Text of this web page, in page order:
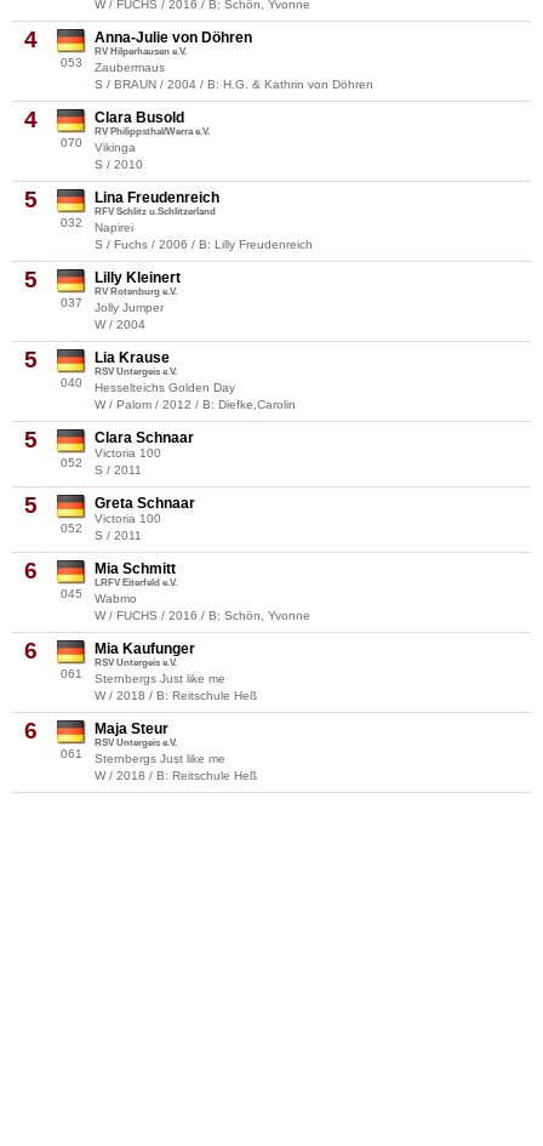
W / FUCHS / 2016 / B: Schön, Yvonne
4
053
Anna-Julie von Döhren
RV Hilperhausen e.V.
Zaubermaus
S / BRAUN / 2004 / B: H.G. & Kathrin von Döhren
4
070
Clara Busold
RV Philippsthal/Werra e.V.
Vikinga
S / 2010
5
032
Lina Freudenreich
RFV Schlitz u.Schlitzerland
Napirei
S / Fuchs / 2006 / B: Lilly Freudenreich
5
037
Lilly Kleinert
RV Rotenburg e.V.
Jolly Jumper
W / 2004
5
040
Lia Krause
RSV Untergeis e.V.
Hesselteichs Golden Day
W / Palom / 2012 / B: Diefke,Carolin
5
052
Clara Schnaar
Victoria 100
S / 2011
5
052
Greta Schnaar
Victoria 100
S / 2011
6
045
Mia Schmitt
LRFV Eiterfeld e.V.
Wabmo
W / FUCHS / 2016 / B: Schön, Yvonne
6
061
Mia Kaufunger
RSV Untergeis e.V.
Sternbergs Just like me
W / 2018 / B: Reitschule Heß
6
061
Maja Steur
RSV Untergeis e.V.
Sternbergs Just like me
W / 2018 / B: Reitschule Heß